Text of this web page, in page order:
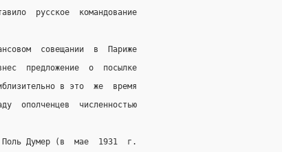
русское  командование
совещании  в  Париже
предложение  о  посылке
в это  же  время
ополченцев  численностью
Думер (в  мае  1931  г.